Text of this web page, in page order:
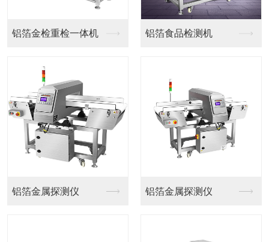
触摸屏金属分离器 塑料金属分离器
塑料金属分离器 金属分离器